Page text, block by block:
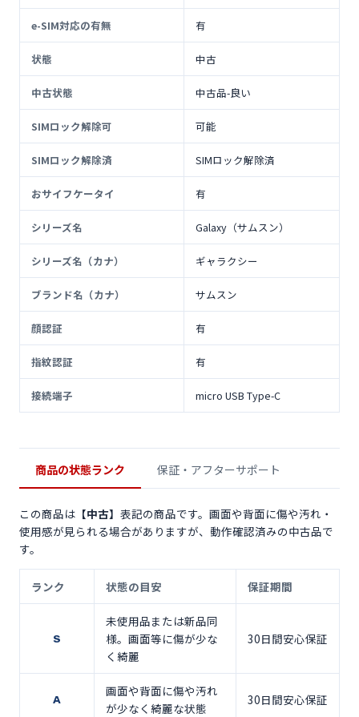
e-SIM対応の有無 有
状態 中古
中古状態 中古品-良い
SIMロック解除可 可能
SIMロック解除済 SIMロック解除済
おサイフケータイ 有
シリーズ名 Galaxy（サムスン）
シリーズ名（カナ） ギャラクシー
ブランド名（カナ） サムスン
顔認証 有
指紋認証 有
接続端子 micro USB Type-C
商品の状態ランク 保証・アフターサポート
この商品は 【中古】 表記の商品です。画面や背面に傷や汚れ・
使用感が見られる場合がありますが、動作確認済みの中古品で
す。
ランク 状態の目安 保証期間
S
未使用品または新品同
様。画面等に傷が少な
く綺麗
30日間安心保証
A
画面や背面に傷や汚れ
が少なく綺麗な状態
30日間安心保証